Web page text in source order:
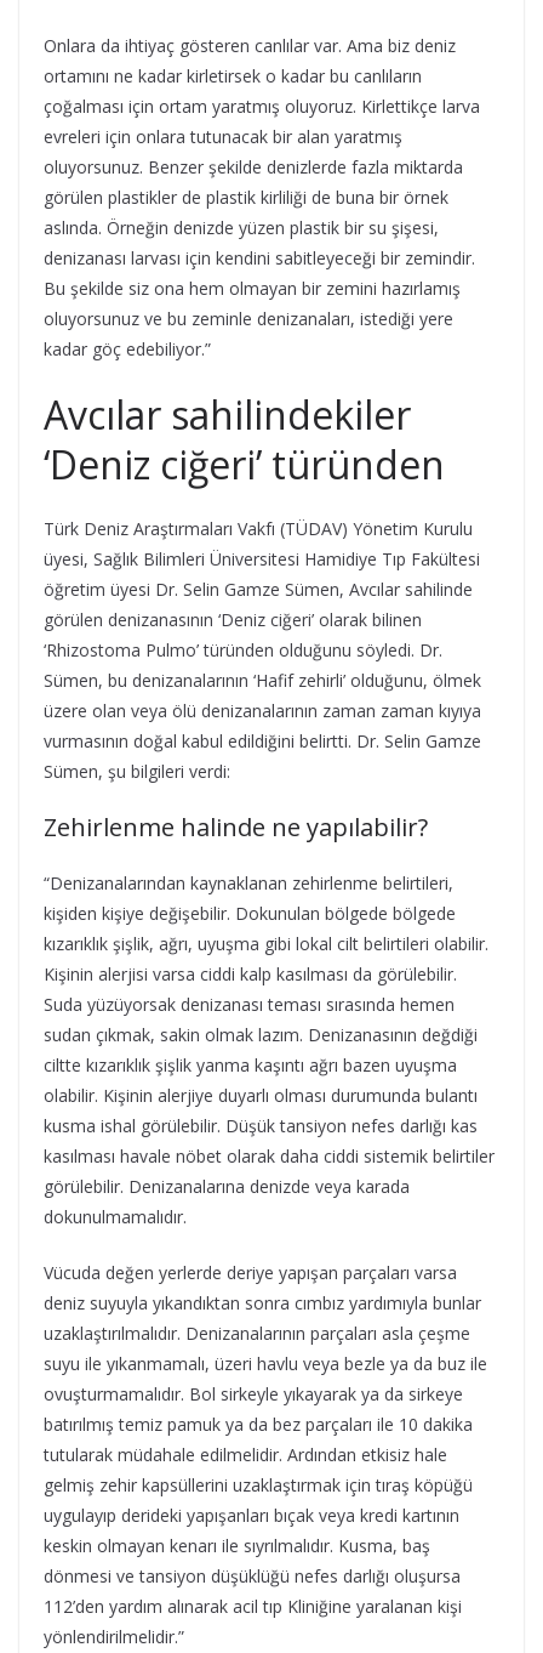
Onlara da ihtiyaç gösteren canlılar var. Ama biz deniz
ortamını ne kadar kirletirsek o kadar bu canlıların
çoğalması için ortam yaratmış oluyoruz. Kirlettikçe larva
evreleri için onlara tutunacak bir alan yaratmış
oluyorsunuz. Benzer şekilde denizlerde fazla miktarda
görülen plastikler de plastik kirliliği de buna bir örnek
aslında. Örneğin denizde yüzen plastik bir su şişesi,
denizanası larvası için kendini sabitleyeceği bir zemindir.
Bu şekilde siz ona hem olmayan bir zemini hazırlamış
oluyorsunuz ve bu zeminle denizanaları, istediği yere
kadar göç edebiliyor.”
Avcılar sahilindekiler
‘Deniz ciğeri’ türünden
Türk Deniz Araştırmaları Vakfı (TÜDAV) Yönetim Kurulu
üyesi, Sağlık Bilimleri Üniversitesi Hamidiye Tıp Fakültesi
öğretim üyesi Dr. Selin Gamze Sümen, Avcılar sahilinde
görülen denizanasının ‘Deniz ciğeri’ olarak bilinen
‘Rhizostoma Pulmo’ türünden olduğunu söyledi. Dr.
Sümen, bu denizanalarının ‘Hafif zehirli’ olduğunu, ölmek
üzere olan veya ölü denizanalarının zaman zaman kıyıya
vurmasının doğal kabul edildiğini belirtti. Dr. Selin Gamze
Sümen, şu bilgileri verdi:
Zehirlenme halinde ne yapılabilir?
“Denizanalarından kaynaklanan zehirlenme belirtileri,
kişiden kişiye değişebilir. Dokunulan bölgede bölgede
kızarıklık şişlik, ağrı, uyuşma gibi lokal cilt belirtileri olabilir.
Kişinin alerjisi varsa ciddi kalp kasılması da görülebilir.
Suda yüzüyorsak denizanası teması sırasında hemen
sudan çıkmak, sakin olmak lazım. Denizanasının değdiği
ciltte kızarıklık şişlik yanma kaşıntı ağrı bazen uyuşma
olabilir. Kişinin alerjiye duyarlı olması durumunda bulantı
kusma ishal görülebilir. Düşük tansiyon nefes darlığı kas
kasılması havale nöbet olarak daha ciddi sistemik belirtiler
görülebilir. Denizanalarına denizde veya karada
dokunulmamalıdır.
Vücuda değen yerlerde deriye yapışan parçaları varsa
deniz suyuyla yıkandıktan sonra cımbız yardımıyla bunlar
uzaklaştırılmalıdır. Denizanalarının parçaları asla çeşme
suyu ile yıkanmamalı, üzeri havlu veya bezle ya da buz ile
ovuşturmamalıdır. Bol sirkeyle yıkayarak ya da sirkeye
batırılmış temiz pamuk ya da bez parçaları ile 10 dakika
tutularak müdahale edilmelidir. Ardından etkisiz hale
gelmiş zehir kapsüllerini uzaklaştırmak için tıraş köpüğü
uygulayıp derideki yapışanları bıçak veya kredi kartının
keskin olmayan kenarı ile sıyrılmalıdır. Kusma, baş
dönmesi ve tansiyon düşüklüğü nefes darlığı oluşursa
112’den yardım alınarak acil tıp Kliniğine yaralanan kişi
yönlendirilmelidir.”